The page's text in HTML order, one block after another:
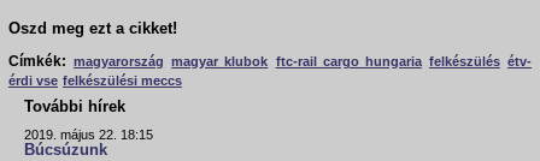
Oszd meg ezt a cikket!
Címkék: magyarország magyar klubok ftc-rail cargo hungaria felkészülés étv-
érdi vse felkészülési meccs
További hírek
2019. május 22. 18:15
Búcsúzunk